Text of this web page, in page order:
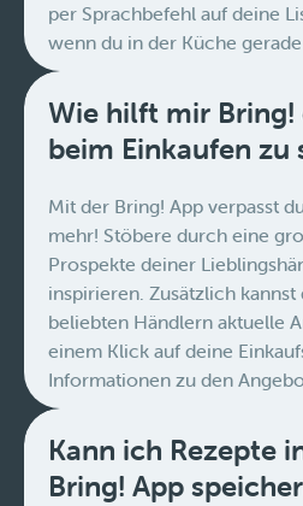
per Sprachbefehl auf deine
wenn du in der Küche
Wie hilft mir Bring!
beim Einkaufen zu
Mit der Bring! App verpasst
mehr! Stöbere durch eine
Prospekte deiner
inspirieren. Zusätzlich
beliebten Händlern aktuelle
einem Klick auf deine
Informationen zu den
Kann ich Rezepte
Bring! App